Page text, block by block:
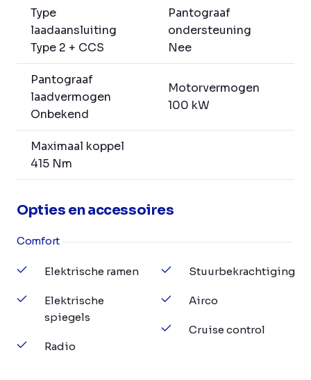
Type
laadaansluiting
Type 2 + CCS
Pantograaf
ondersteuning
Nee
Pantograaf
laadvermogen
Onbekend
Motorvermogen
100 kW
Maximaal koppel
415 Nm
Opties en accessoires
Comfort
Elektrische ramen
Elektrische
spiegels
Radio
Stuurbekrachtiging
Airco
Cruise control